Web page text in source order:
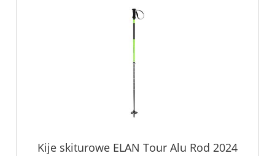
Kije skiturowe ELAN Tour Alu Rod 2024